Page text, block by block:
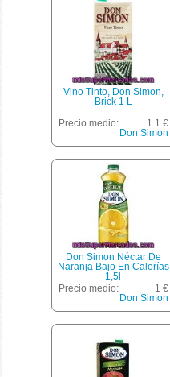
Vino Tinto, Don Simon,
Brick 1 L
Precio medio:
1.1 €
Don Simon
Don Simon Néctar De
Naranja Bajo En Calorías
1,5l
Precio medio:
1 €
Don Simon